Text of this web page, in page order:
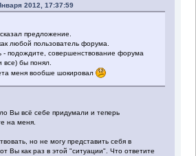
2012, 17:37:59
предложение.
любой пользователь форума.
- подождите, совершенствование форума
все) бы понял.
меня вообше шокировал
Вы всё себе придумали и теперь
на меня.
но не могу представить себя в
Вы как раз в этой "ситуации". Что ответите